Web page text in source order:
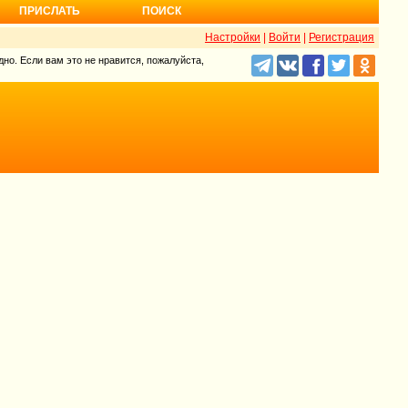
ПРИСЛАТЬ ПОИСК
Настройки Войти Регистрация
Если вам это не нравится, пожалуйста,